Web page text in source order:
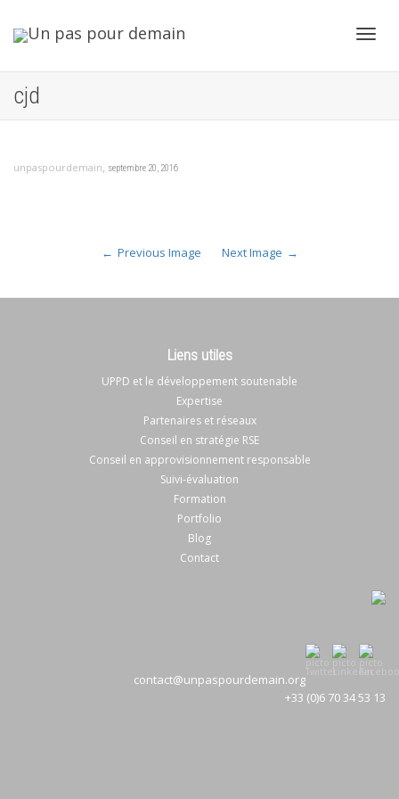
cjd
unpaspourdemain, septembre 20, 2016
Previous Image Next Image
Liens utiles
UPPD et le développement soutenable
Expertise
Partenaires et réseaux
Conseil en stratégie RSE
Conseil en approvisionnement responsable
Suivi-évaluation
Formation
Portfolio
Blog
Contact
contact@unpaspourdemain.org
+33 (0)6 70 34 53 13